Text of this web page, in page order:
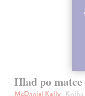
Hlad po matce
McDaniel Kelly| Kniha